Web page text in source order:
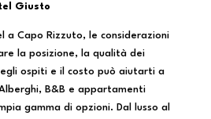
Giusto
a Capo Rizzuto, le considerazioni
la posizione, la qualità dei
ospiti e il costo può aiutarti a
B&B e appartamenti
gamma di opzioni. Dal lusso al